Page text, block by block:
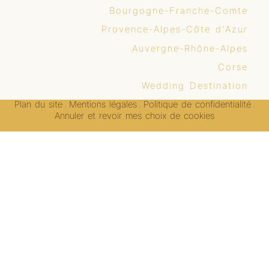
Bourgogne-Franche-Comte
Provence-Alpes-Côte d'Azur
Auvergne-Rhône-Alpes
Corse
Wedding Destination
Plan du site- Mentions légales- Politique de confidentialité-
Annuler et revoir mes choix de cookies